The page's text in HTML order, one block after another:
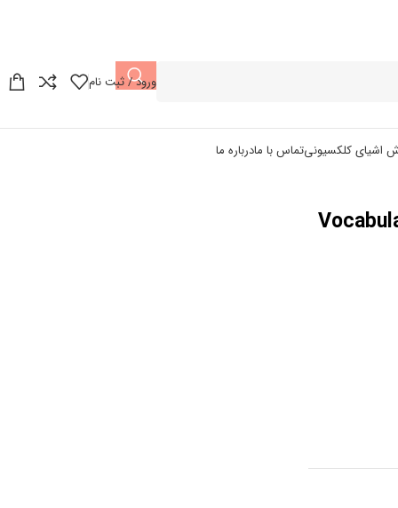
ورود / ثبت نام
اشیای کلکسیونیتماس با مادرباره ما